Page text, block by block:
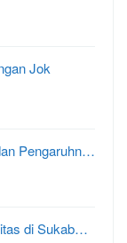
Jok
Pengaruhn…
di Sukab…